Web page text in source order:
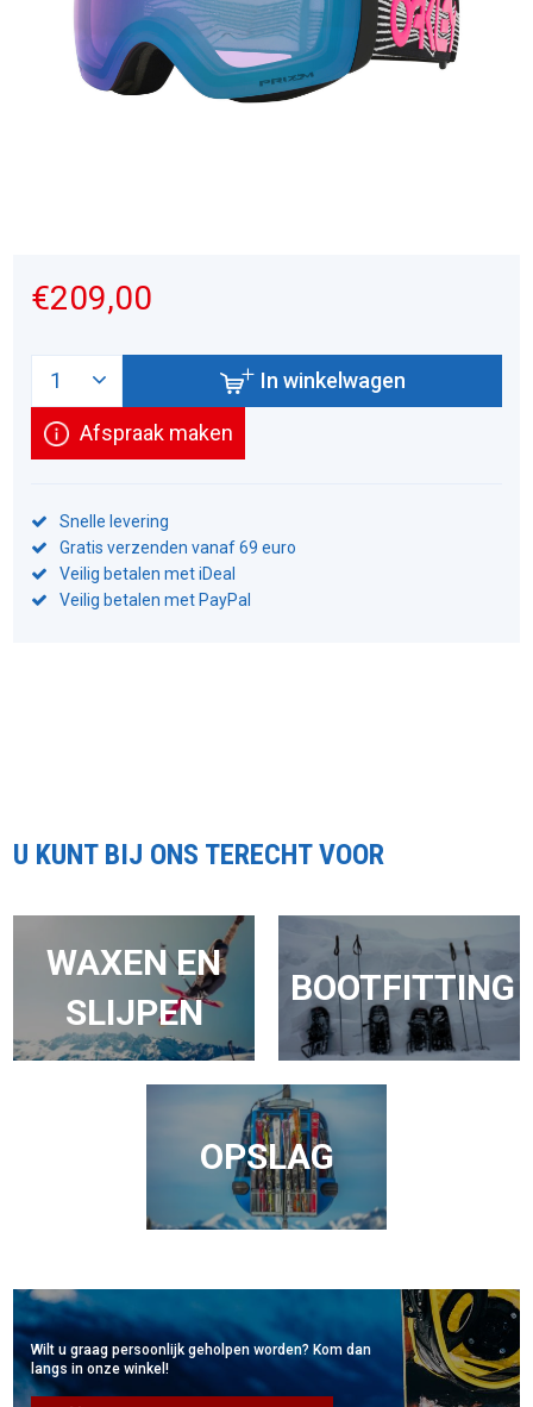
€209,00
In winkelwagen
Afspraak maken
Snelle levering
Gratis verzenden vanaf 69 euro
Veilig betalen met iDeal
Veilig betalen met PayPal
U KUNT BIJ ONS TERECHT VOOR
WAXEN EN
SLIJPEN
BOOTFITTING
OPSLAG
Wilt u graag persoonlijk geholpen worden? Kom dan
langs in onze winkel!